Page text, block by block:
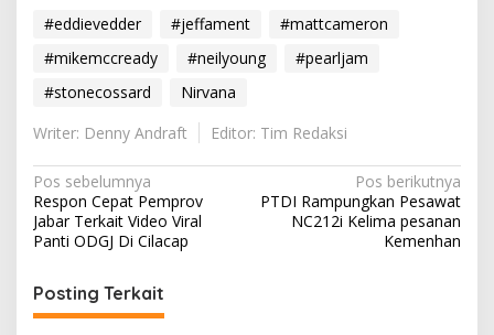
#eddievedder #jeffament
#mattcameron
#mikemccready
#neilyoung
#pearljam
#stonecossard
Nirvana
Writer: Denny Andraft
Editor: Tim Redaksi
Navigasi
pos
Pos sebelumnya
Respon Cepat Pemprov
Jabar Terkait Video Viral
Panti ODGJ Di Cilacap
Pos berikutnya
PTDI Rampungkan Pesawat
NC212i Kelima pesanan
Kemenhan
Posting Terkait